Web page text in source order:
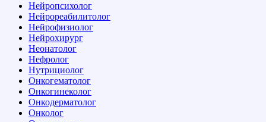
Нейропсихолог
Нейрореабилитолог
Нейрофизиолог
Нейрохирург
Неонатолог
Нефролог
Нутрициолог
Онкогематолог
Онкогинеколог
Онкодерматолог
Онколог